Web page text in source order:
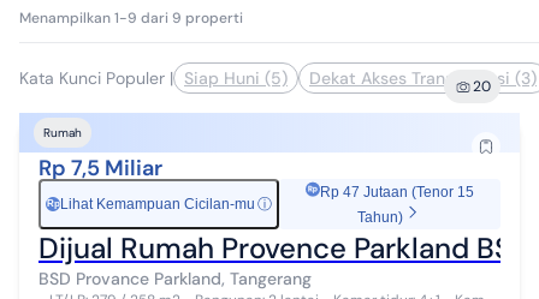
Menampilkan 1-9 dari 9 properti
Kata Kunci Populer | Siap Huni (5) Dekat Akses Transportasi (3)
20
Rumah
Rp 7,5 Miliar
Rp Lihat Kemampuan Cicilan-mu ⓘ
Rp 47 Jutaan (Tenor 15
Tahun)
Dijual Rumah Provence Parkland
BSD Provance Parkland, Tangerang